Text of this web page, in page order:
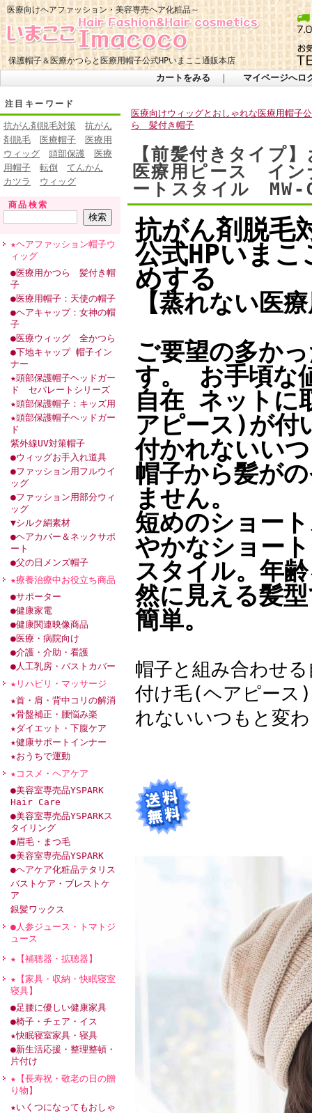
保護帽子＆医療かつらと医療用帽子公式HPいまここ通販本店
医療向けヘアファッション・美容専売ヘア化粧品～
カートをみる ｜ マイページへロ
注目キーワード
抗がん剤脱毛対策
抗がん
剤脱毛
医療帽子
医療用
ウィッグ
頭部保護
医療
用帽子
転倒
てんかん
カツラ
ウィッグ
商品検索
★ヘアファッション帽子ウ
ィッグ
●医療用かつら 髪付き帽
子
●医療用帽子：天使の帽子
●ヘアキャップ：女神の帽
子
●医療ウィッグ 全かつら
●下地キャップ 帽子イン
ナー
★頭部保護帽子ヘッドガー
ド セパレートシリーズ
★頭部保護帽子：キッズ用
★頭部保護帽子ヘッドガー
ド
紫外線UV対策帽子
●ウィッグお手入れ道具
●ファッション用フルウイ
ッグ
●ファッション用部分ウィ
ッグ
▼シルク絹素材
●ヘアカバー＆ネックサポ
ート
●父の日メンズ帽子
★療養治療中お役立ち商品
●サポーター
●健康家電
●健康関連映像商品
●医療・病院向け
●介護・介助・看護
●人工乳房・バストカバー
★リハビリ・マッサージ
★首・肩・背中コリの解消
★骨盤補正・腰悩み楽
★ダイエット・下腹ケア
★健康サポートインナー
★おうちで運動
★コスメ・ヘアケア
●美容室専売品YSPARK
Hair Care
●美容室専売品YSPARKス
タイリング
●眉毛・まつ毛
●美容室専売品YSPARK
●ヘアケア化粧品テタリス
バストケア・ブレストケ
ア
銀髪ワックス
●人参ジュース・トマトジ
ュース
★【補聴器・拡聴器】
★【家具・収納・快眠寝室
寝具】
●足腰に優しい健康家具
●椅子・チェア・イス
★快眠寝室家具・寝具
●新生活応援・整理整頓・
片付け
★【長寿祝・敬老の日の贈
り物】
★いくつになってもおしゃ
医療向けウィッグとおしゃれな医療用帽
ら 髪付き帽子
【前髪付きタイプ
医療用ピース イン
ートスタイル MW-
抗がん剤脱毛
公式HPいま
めする
【蒸れない医
ご要望の多か
す。 お手頃な
自在 ネットに
アピース)が付
付かれないい
帽子から髪が
ません。
短めのショー
やかなショー
スタイル。年
然に見える髪
簡単。
帽子と組み合わせ
付け毛(ヘアピース
れないいつもと変